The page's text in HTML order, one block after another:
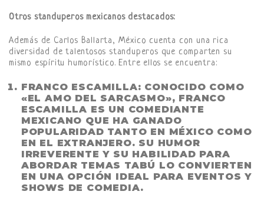
Otros standuperos mexicanos destacados:
Además de Carlos Ballarta, México cuenta con una rica
diversidad de talentosos standuperos que comparten su
mismo espíritu humorístico. Entre ellos se encuentra:
FRANCO ESCAMILLA: CONOCIDO COMO
«EL AMO DEL SARCASMO», FRANCO
ESCAMILLA ES UN COMEDIANTE
MEXICANO QUE HA GANADO
POPULARIDAD TANTO EN MÉXICO COMO
EN EL EXTRANJERO. SU HUMOR
IRREVERENTE Y SU HABILIDAD PARA
ABORDAR TEMAS TABÚ LO CONVIERTEN
EN UNA OPCIÓN IDEAL PARA EVENTOS Y
SHOWS DE COMEDIA.